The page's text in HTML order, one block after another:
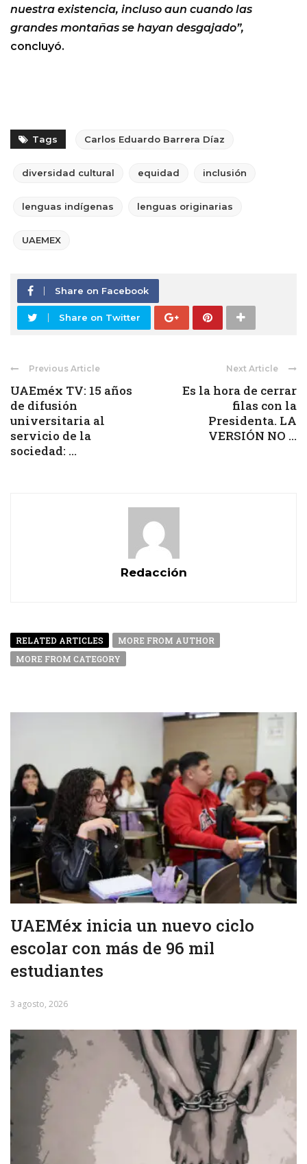
nuestra existencia, incluso aun cuando las
grandes montañas se hayan desgajado”,
concluyó.
Tags Carlos Eduardo Barrera Díaz
diversidad cultural equidad inclusión
lenguas indígenas lenguas originarias
UAEMEX
Share on Facebook
Share on Twitter
Previous Article
UAEméx TV: 15 años
de difusión
universitaria al
servicio de la
sociedad: ...
Next Article
Es la hora de cerrar
filas con la
Presidenta. LA
VERSIÓN NO ...
Redacción
RELATED ARTICLES
MORE FROM AUTHOR
MORE FROM CATEGORY
UAEMéx inicia un nuevo ciclo
escolar con más de 96 mil
estudiantes
3 agosto, 2026